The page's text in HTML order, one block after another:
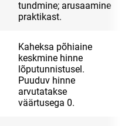
tundmine; arusaamine
praktikast.
Kaheksa põhiaine
keskmine hinne
lõputunnistusel.
Puuduv hinne
arvutatakse
väärtusega 0.